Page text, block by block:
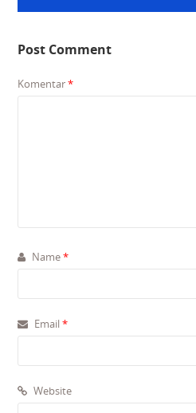
Post Comment
Komentar*
Name*
Email*
Website